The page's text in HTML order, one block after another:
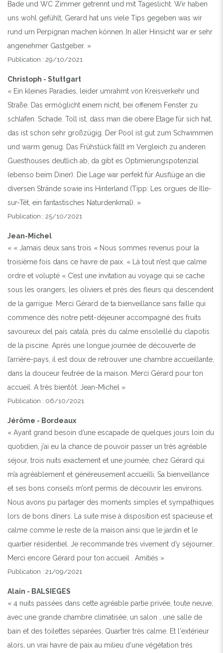
Previous Next
Bade und WC Zimmer getrennt und mit Tageslicht. Wir haben
uns wohl gefühlt, Gerard hat uns viele Tips gegeben was wir
rund um Perpignan machen können..In aller Hinsicht war er sehr
angenehmer Gastgeber. »
Publication : 29/10/2021
Christoph - Stuttgart
« Ein kleines Paradies, leider umrahmt von Kreisverkehr und
Straße. Das ermöglicht einem nicht, bei offenem Fenster zu
schlafen. Schade. Toll ist, dass man die obere Etage für sich hat,
das ist schon sehr großzügig. Der Pool ist gut zum Schwimmen
und warm genug. Das Frühstück fällt im Vergleich zu anderen
Guesthouses deutlich ab, da gibt es Optimierungspotenzial
(ebenso beim Diner). Die Lage war perfekt für Ausflüge an die
diversen Strände sowie ins Hinterland (Tipp: Les orgues de Ille-
sur-Têt, ein fantastisches Naturdenkmal). »
Publication : 25/10/2021
Jean-Michel
« « Jamais deux sans trois « Nous sommes revenus pour la
troisième fois dans ce havre de paix. « Là tout n’est que calme
ordre et volupté « C’est une invitation au voyage qui se cache
sous les orangers, les oliviers et près des fleurs qui descendent
de la garrigue. Merci Gérard de ta bienveillance sans faille qui
commence dès notre petit-déjeuner accompagné des fruits
savoureux del país català, près du calme ensoleillé du clapotis
de la piscine. Après une longue journée de découverte de
l’arrière-pays, il est doux de retrouver une chambre accueillante,
dans la douceur feutrée de la maison. Merci Gérard pour ton
accueil. A très bientôt. Jean-Michel »
Publication : 06/10/2021
Jérôme - Bordeaux
« Ayant grand besoin d’une escapade de quelques jours loin du
quotidien, j’ai eu la chance de pouvoir passer un très agréable
séjour, trois nuits exactement et une journée, chez Gérard qui
m’a agréablement et généreusement accueilli, Sa bienveillance
et ses bons conseils m’ont permis de découvrir les environs.
Nous avons pu partager des moments simples et sympathiques
lors de bons dîners. La suite mise à disposition est spacieuse et
calme comme le reste de la maison ainsi que le jardin et le
quartier résidentiel. Je recommande très vivement d’y séjourner..
Merci encore Gérard pour ton accueil . Amitiés »
Publication : 21/09/2021
Alain - BALSIEGES
« 4 nuits passées dans cette agréable partie privée, toute neuve,
avec une grande chambre climatisée, un salon , une salle de
bain et des toilettes séparées. Quartier très calme. Et l'extérieur
alors, un vrai havre de paix au milieu d'une végétation très